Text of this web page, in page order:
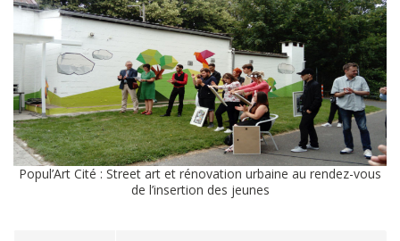
Popul’Art Cité : Street art et rénovation urbaine au rendez-vous
de l’insertion des jeunes